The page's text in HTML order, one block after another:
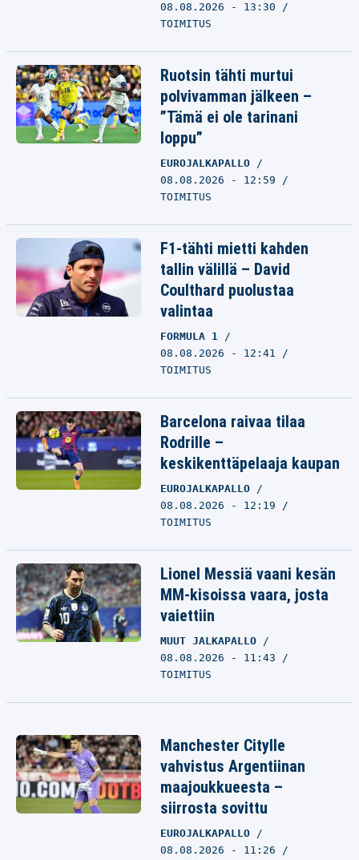
08.08.2026 - 13:30
TOIMITUS
Ruotsin tähti murtui
polvivamman jälkeen –
”Tämä ei ole tarinani
loppu”
EUROJALKAPALLO
08.08.2026 - 12:59
TOIMITUS
F1-tähti mietti kahden
tallin välillä – David
Coulthard puolustaa
valintaa
FORMULA 1
08.08.2026 - 12:41
TOIMITUS
Barcelona raivaa tilaa
Rodrille –
keskikenttäpelaaja kaupan
EUROJALKAPALLO
08.08.2026 - 12:19
TOIMITUS
Lionel Messiä vaani kesän
MM-kisoissa vaara, josta
vaiettiin
MUUT JALKAPALLO
08.08.2026 - 11:43
TOIMITUS
Manchester Citylle
vahvistus Argentiinan
maajoukkueesta –
siirrosta sovittu
EUROJALKAPALLO
08.08.2026 - 11:26